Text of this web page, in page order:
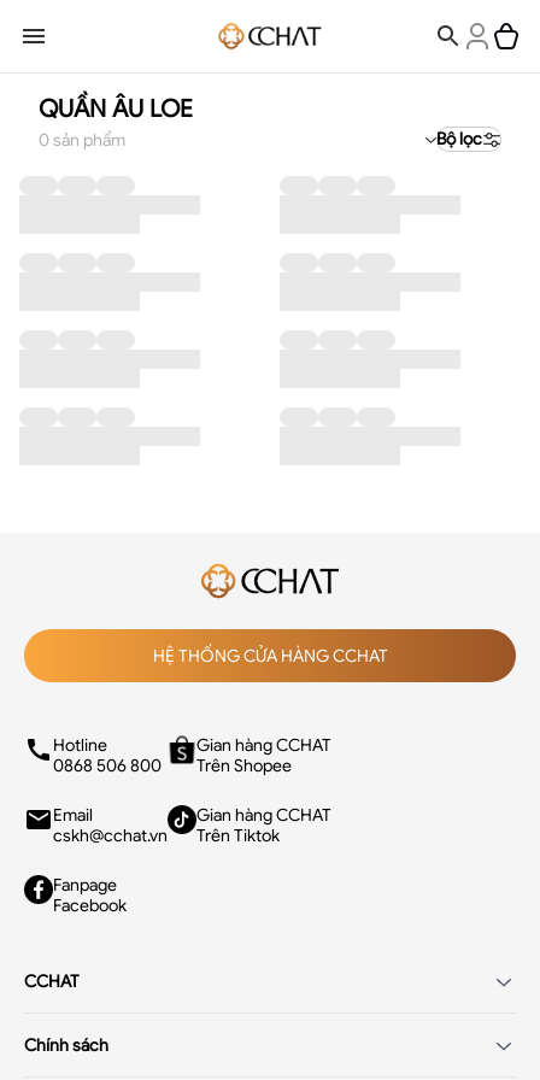
QUẦN ÂU LOE
0sản phẩm Bộ lọc
HỆ THỐNG CỬA HÀNG CCHAT
Hotline
0868 506 800
Email
cskh@cchat.vn
Fanpage
Facebook
Gian hàng CCHAT
Trên Shopee
Gian hàng CCHAT
Trên Tiktok
CCHAT
Chính sách